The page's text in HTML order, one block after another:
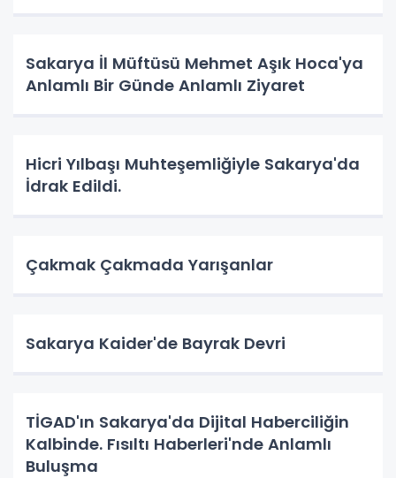
Sakarya İl Müftüsü Mehmet Aşık Hoca'ya
Anlamlı Bir Günde Anlamlı Ziyaret
Hicri Yılbaşı Muhteşemliğiyle Sakarya'da
İdrak Edildi.
Çakmak Çakmada Yarışanlar
Sakarya Kaider'de Bayrak Devri
TİGAD'ın Sakarya'da Dijital Haberciliğin
Kalbinde. Fısıltı Haberleri'nde Anlamlı
Buluşma